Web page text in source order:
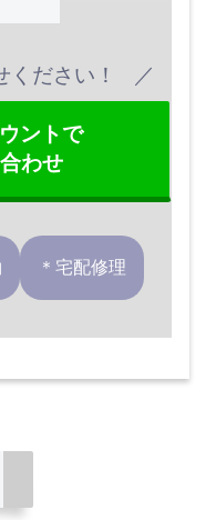
ださい！
ントで
わせ
＊宅配修理